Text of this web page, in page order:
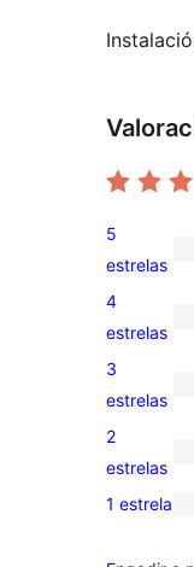
1
valoración
de
5
estrelas
0
valoracións
de
4
estrelas
0
valoracións
de
3
estrelas
0
valoracións
2
2
estrelas
0
1 estrela